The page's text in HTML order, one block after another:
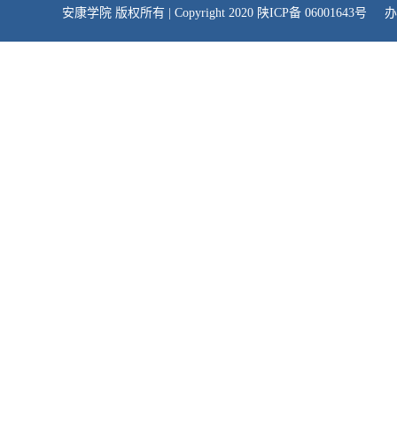
安康学院 版权所有 | Copyright 2020 陕ICP备 06001643号